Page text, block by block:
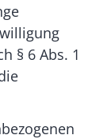
§ 6 Abs. 1